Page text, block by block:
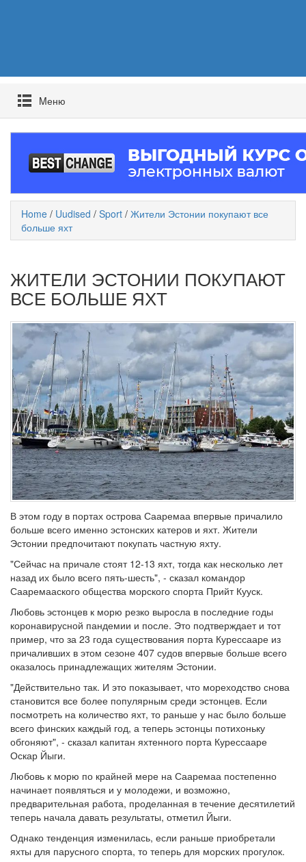
Mеню
Home / Uudised / Sport / Жители Эстонии покупают все
больше яхт
ЖИТЕЛИ ЭСТОНИИ ПОКУПАЮТ
ВСЕ БОЛЬШЕ ЯХТ
В этом году в портах острова Сааремаа впервые причалило
больше всего именно эстонских катеров и яхт. Жители
Эстонии предпочитают покупать частную яхту.
"Сейчас на причале стоят 12-13 яхт, тогда как несколько лет
назад их было всего пять-шесть", - сказал командор
Сааремааского общества морского спорта Прийт Кууск.
Любовь эстонцев к морю резко выросла в последние годы
коронавирусной пандемии и после. Это подтверждает и тот
пример, что за 23 года существования порта Курессааре из
причаливших в этом сезоне 407 судов впервые больше всего
оказалось принадлежащих жителям Эстонии.
"Действительно так. И это показывает, что мореходство снова
становится все более популярным среди эстонцев. Если
посмотреть на количество яхт, то раньше у нас было больше
всего финских каждый год, а теперь эстонцы потихоньку
обгоняют", - сказал капитан яхтенного порта Курессааре
Оскар Йыги.
Любовь к морю по крайней мере на Сааремаа постепенно
начинает появляться и у молодежи, и возможно,
предварительная работа, проделанная в течение десятилетий
теперь начала давать результаты, отметил Йыги.
Однако тенденция изменилась, если раньше приобретали
яхты для парусного спорта, то теперь для морских прогулок.